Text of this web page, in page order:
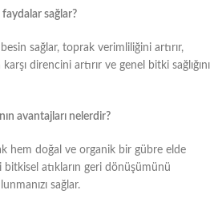
sağlar?
sağlar, toprak verimliliğini artırır,
direncini artırır ve genel bitki sağlığını
avantajları nelerdir?
hem doğal ve organik bir gübre elde
atıkların geri dönüşümünü
sağlar.